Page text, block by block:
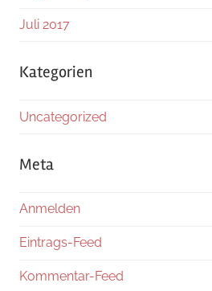
Juli 2017
Kategorien
Uncategorized
Meta
Anmelden
Eintrags-Feed
Kommentar-Feed